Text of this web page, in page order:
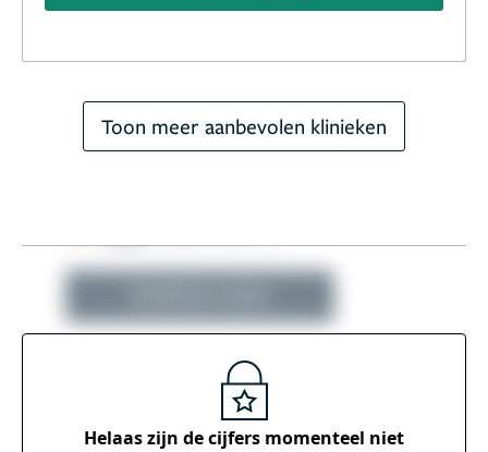
Toon meer aanbevolen klinieken
Helaas zijn de cijfers momenteel niet